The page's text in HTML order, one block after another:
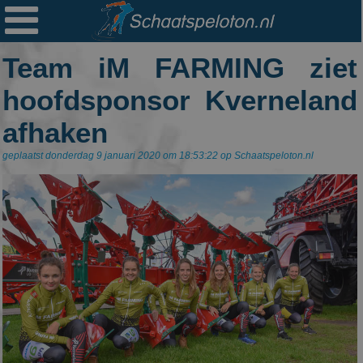

Team iM FARMING ziet
hoofdsponsor Kverneland
afhaken
geplaatst donderdag 9 januari 2020 om 18:53:22 op Schaatspeloton.nl